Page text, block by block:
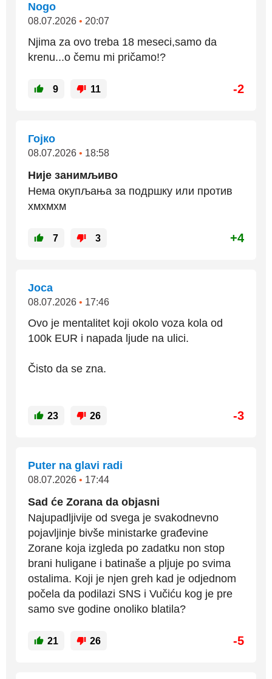
Nogo
08.07.2026 • 20:07
Njima za ovo treba 18 meseci,samo da
krenu...o čemu mi pričamo!?
9 11 -2
Гојко
08.07.2026 • 18:58
Није занимљиво
Нема окупљања за подршку или против
хмхмхм
7 3 +4
Joca
08.07.2026 • 17:46
Ovo je mentalitet koji okolo voza kola od
100k EUR i napada ljude na ulici.
Čisto da se zna.
23 26 -3
Puter na glavi radi
08.07.2026 • 17:44
Sad će Zorana da objasni
Najupadljivije od svega je svakodnevno
pojavljinje bivše ministarke građevine
Zorane koja izgleda po zadatku non stop
brani huligane i batinaše a pljuje po svima
ostalima. Koji je njen greh kad je odjednom
počela da podilazi SNS i Vučiću kog je pre
samo sve godine onoliko blatila?
21 26 -5